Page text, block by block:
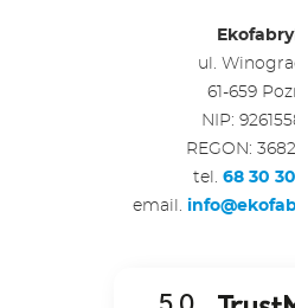
ul.
61-659
NIP:
REGON:
tel. 68 30
email.